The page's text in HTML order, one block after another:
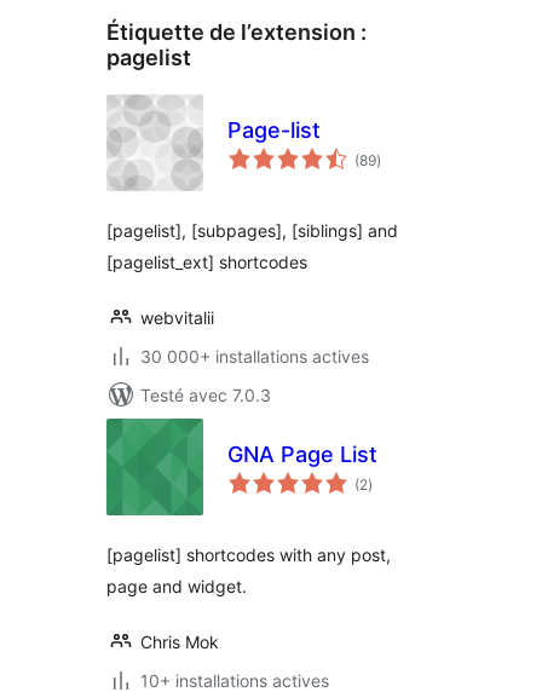
Étiquette de l’extension :
pagelist
Page-list
(89notes
en
)
[pagelist], [subpages], [siblings] and
[pagelist_ext] shortcodes
webvitalii
30 000+ installations actives
Testé avec 7.0.3
GNA Page List
(2notes
en
)
[pagelist] shortcodes with any post,
page and widget.
Chris Mok
10+ installations actives